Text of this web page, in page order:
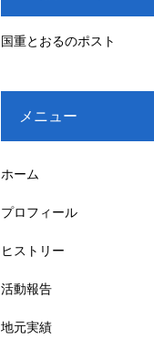
国重とおるのポスト
メニュー
ホーム
プロフィール
ヒストリー
活動報告
地元実績